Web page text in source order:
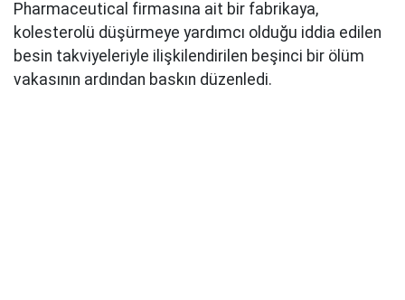
Pharmaceutical firmasına ait bir fabrikaya,
kolesterolü düşürmeye yardımcı olduğu iddia edilen
besin takviyeleriyle ilişkilendirilen beşinci bir ölüm
vakasının ardından baskın düzenledi.